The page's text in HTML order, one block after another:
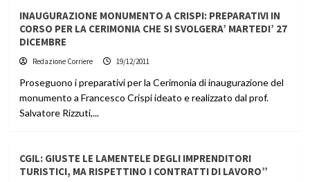
INAUGURAZIONE MONUMENTO A CRISPI: PREPARATIVI IN
CORSO PER LA CERIMONIA CHE SI SVOLGERA’ MARTEDI’ 27
DICEMBRE
Redazione Corriere 19/12/2011
Proseguono i preparativi per la Cerimonia di inaugurazione del
monumento a Francesco Crispi ideato e realizzato dal prof.
Salvatore Rizzuti,...
CGIL: GIUSTE LE LAMENTELE DEGLI IMPRENDITORI
TURISTICI, MA RISPETTINO I CONTRATTI DI LAVORO”